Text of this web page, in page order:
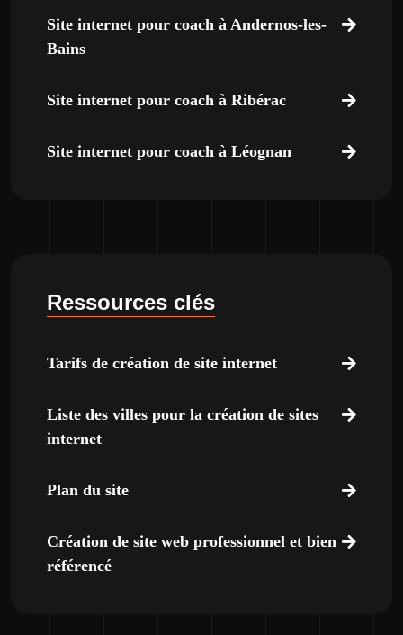
Site internet pour coach à Andernos-les-
Bains
Site internet pour coach à Ribérac
Site internet pour coach à Léognan
Ressources clés
Tarifs de création de site internet
Liste des villes pour la création de sites
internet
Plan du site
Création de site web professionnel et bien
référencé